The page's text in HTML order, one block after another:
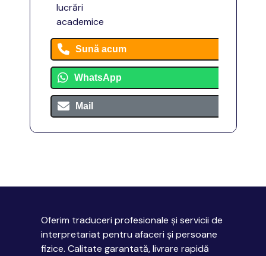
Sună acum
WhatsApp
Mail
lucrări
academice
Oferim traduceri profesionale și servicii de
interpretariat pentru afaceri și persoane
fizice. Calitate garantată, livrare rapidă